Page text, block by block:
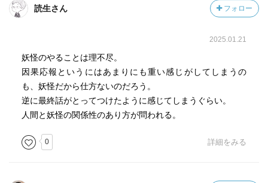
読生さん フォロー
2025.01.21
妖怪のやることは理不尽。
因果応報というにはあまりにも重い感じがしてしまうの
も、妖怪だから仕方ないのだろう。
逆に最終話がとってつけたように感じてしまうぐらい。
人間と妖怪の関係性のあり方が問われる。
0 詳細をみる